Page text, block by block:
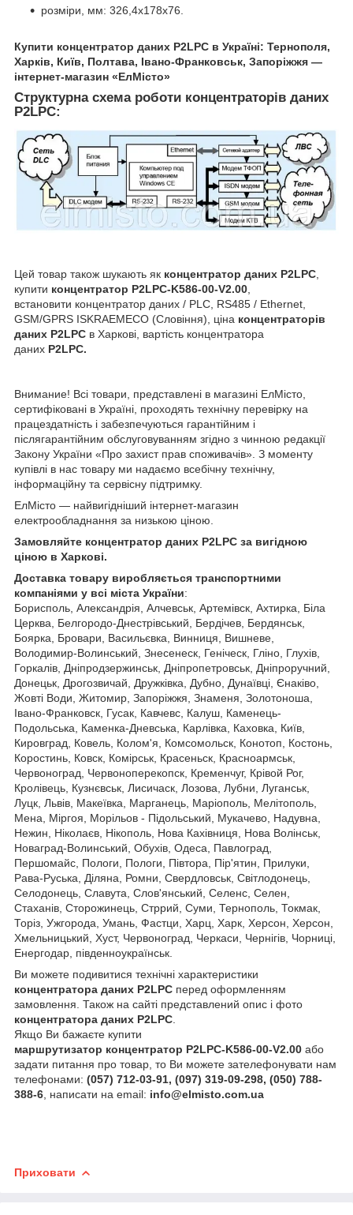
розміри, мм: 326,4х178х76.
Купити концентратор даних P2LPC в Україні: Тернополя,
Харків, Київ, Полтава, Івано-Франковськ, Запоріжжя —
інтернет-магазин «ЕлМісто»
Структурна схема роботи концентраторів даних
P2LPC:
Цей товар також шукають як концентратор даних P2LPC,
купити концентратор P2LPC-K586-00-V2.00,
встановити концентратор даних / PLC, RS485 / Ethernet,
GSM/GPRS ISKRAEMECO (Словіння), ціна концентраторів
даних P2LPC в Харкові, вартість концентратора
даних P2LPC.
Внимание! Всі товари, представлені в магазині ЕлМісто,
сертифіковані в Україні, проходять технічну перевірку на
працездатність і забезпечуються гарантійним і
післягарантійним обслуговуванням згідно з чинною редакції
Закону України «Про захист прав споживачів». З моменту
купівлі в нас товару ми надаємо всебічну технічну,
інформаційну та сервісну підтримку.
ЕлМісто — найвигідніший інтернет-магазин
електрообладнання за низькою ціною.
Замовляйте концентратор даних P2LPC за вигідною
ціною в Харкові.
Доставка товару виробляється транспортними
компаніями у всі міста України:
Борисполь, Александрія, Алчевськ, Артемівск, Ахтирка, Біла
Церква, Белгородо-Днестрівський, Бердічев, Бердянськ,
Боярка, Бровари, Васильєвка, Винниця, Вишневе,
Володимир-Волинський, Знесенеск, Геніческ, Гліно, Глухів,
Горкалів, Дніпродзержинськ, Дніпропетровськ, Дніпроручний,
Донецьк, Дрогозвичай, Дружківка, Дубно, Дунаївці, Єнаківо,
Жовті Води, Житомир, Запоріжжя, Знаменя, Золотоноша,
Івано-Франковск, Гусак, Кавчевс, Калуш, Каменець-
Подольська, Каменка-Дневська, Карлівка, Каховка, Київ,
Кировград, Ковель, Колом'я, Комсомольск, Конотоп, Костонь,
Коростинь, Ковск, Комірськ, Красеньск, Красноармськ,
Червоноград, Червоноперекопск, Кременчуг, Крівой Рог,
Кролівець, Кузнєвськ, Лисичаск, Лозова, Лубни, Луганськ,
Луцк, Львів, Макеївка, Марганець, Маріополь, Мелітополь,
Мена, Міргоя, Морільов - Підольський, Мукачево, Надувна,
Нежин, Ніколаєв, Нікополь, Нова Кахівниця, Нова Волінськ,
Новаград-Волинський, Обухів, Одеса, Павлоград,
Першомайс, Пологи, Пологи, Півтора, Пір'ятин, Прилуки,
Рава-Руська, Діляна, Ромни, Свердловськ, Світлодонець,
Селодонець, Славута, Слов'янський, Селенс, Селен,
Стаханів, Сторожинець, Стррий, Суми, Тернополь, Токмак,
Торіз, Ужгорода, Умань, Фастци, Харц, Харк, Херсон, Херсон,
Хмельницький, Хуст, Червоноград, Черкаси, Чернігів, Чорниці,
Енергодар, південноукраїнськ.
Ви можете подивитися технічні характеристики
концентратора даних P2LPC перед оформленням
замовлення. Також на сайті представлений опис і фото
концентратора даних P2LPC
Якщо Ви бажаєте купити
маршрутизатор концентратор P2LPC-K586-00-V2.00 або
задати питання про товар, то Ви можете зателефонувати нам
телефонами: (057) 712-03-91, (097) 319-09-298, (050) 788-
388-6 , написати на email: info@elmisto.com.ua
Приховати